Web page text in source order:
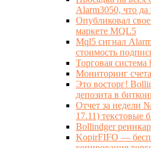
Alarm3050, что да
Опубликовал
маркете MQL5
Mql5 сигнал
стоимость
Торговая
Мониторинг
Это восторг!
депозита в
Отчет за недели
17.11) текстовые
Bollindger
KopirFIFO —